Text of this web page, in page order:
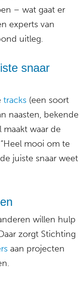
– wat gaat er
experts van
uitleg.
snaar
tracks (een soort
naasten, bekende
waar de
mooi om te
juiste snaar weet
willen hulp
zorgt Stichting
aan projecten